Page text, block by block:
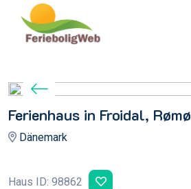
Ferienhaus in Froidal, Rømø
Dänemark
Haus ID: 98862